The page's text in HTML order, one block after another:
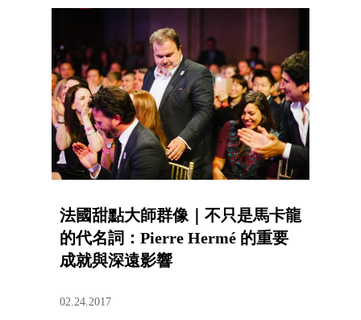
法國甜點大師群像｜不只是馬卡龍
的代名詞：Pierre Hermé 的重要
成就與深遠影響
02.24.2017